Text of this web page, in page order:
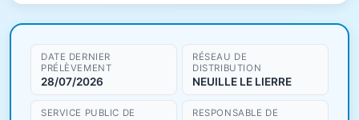
Résultats de qualité de l'eau
DATE DERNIER
PRÉLÈVEMENT
28/07/2026
RÉSEAU DE
DISTRIBUTION
NEUILLE LE LIERRE
SERVICE PUBLIC DE
RESPONSABLE DE